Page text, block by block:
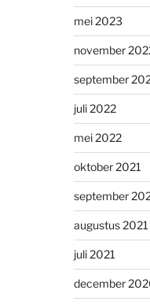
mei 2023
november
september
juli 2022
mei 2022
oktober 2021
september
augustus 2021
juli 2021
december